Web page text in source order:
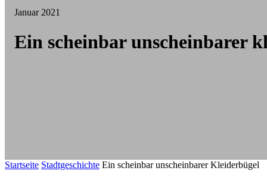
Januar 2021
Ein scheinbar unscheinbarer
Startseite Stadtgeschichte Ein scheinbar unscheinbarer Kleiderbügel